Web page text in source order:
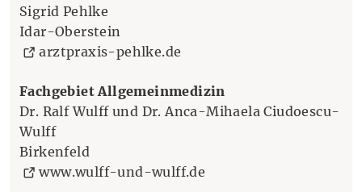
Sigrid Pehlke
Idar-Oberstein
arztpraxis-pehlke.de
Fachgebiet Allgemeinmedizin
Dr. Ralf Wulff und Dr. Anca-Mihaela Ciudoescu-
Wulff
Birkenfeld
www.wulff-und-wulff.de